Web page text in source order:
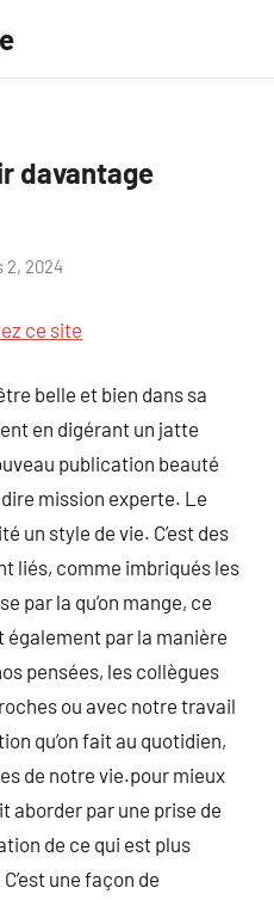
davantage
2, 2024
ce site
belle et bien dans sa
en digérant un jatte
publication beauté
mission experte. Le
un style de vie. C’est des
liés, comme imbriqués les
par la qu’on mange, ce
également par la manière
pensées, les collègues
ou avec notre travail
qu’on fait au quotidien,
de notre vie.pour mieux
aborder par une prise de
de ce qui est plus
une façon de